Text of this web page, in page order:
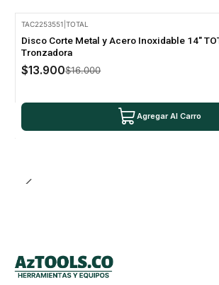
TAC2253551 |TOTAL
Disco Corte Metal y Acero Inoxidable 14"
Tronzadora
$13.900$16.000
Agregar Al Carro